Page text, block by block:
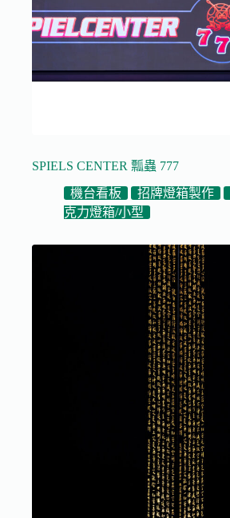
SPIELS CENTER 瓢蟲 777
機台看板
招牌燈箱製作
克力燈箱/小型